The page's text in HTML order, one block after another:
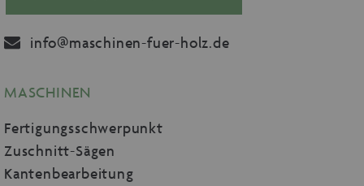
info@maschinen-fuer-holz.de
MASCHINEN
Fertigungsschwerpunkt
Zuschnitt-Sägen
Kantenbearbeitung